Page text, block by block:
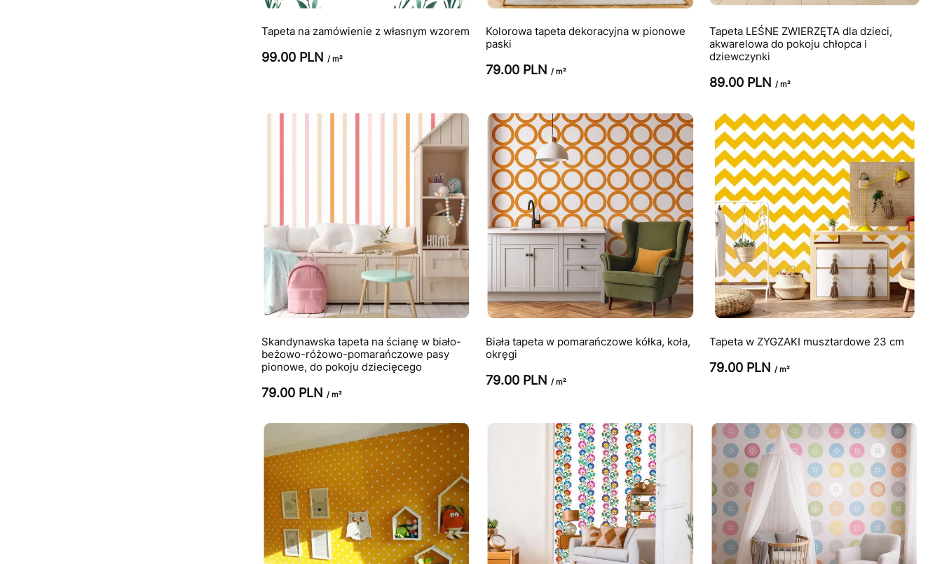
Tapeta na zamówienie z własnym wzorem
99.00 PLN / m²
Kolorowa tapeta dekoracyjna w pionowe
paski
79.00 PLN / m²
Tapeta LEŚNE ZWIERZĘTA dla dzieci,
akwarelowa do pokoju chłopca i
dziewczynki
89.00 PLN/ m²
Skandynawska tapeta na ścianę w biało-
beżowo-różowo-pomarańczowe pasy
pionowe, do pokoju dziecięcego
79.00 PLN / m²
Biała tapeta w pomarańczowe kółka, koła,
okręgi
79.00 PLN / m²
Tapeta w ZYGZAKI musztardowe 23 cm
79.00 PLN / m²